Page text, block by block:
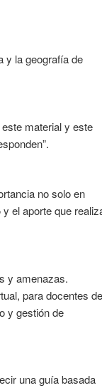
y la geografía de
material y este
no solo en
el aporte que
y amenazas.
para docentes de
y gestión de
una guía basada